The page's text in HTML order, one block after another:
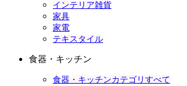
インテリア雑貨
家具
家電
テキスタイル
食器・キッチン
食器・キッチンカテゴリすべて